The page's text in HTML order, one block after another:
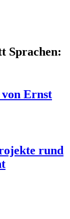
Sprachen:
Ernst
rund